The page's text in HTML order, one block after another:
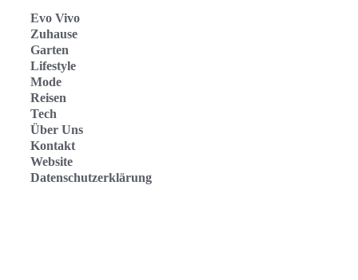
Evo Vivo
Zuhause
Garten
Lifestyle
Mode
Reisen
Tech
Über Uns
Kontakt
Website
Datenschutzerklärung